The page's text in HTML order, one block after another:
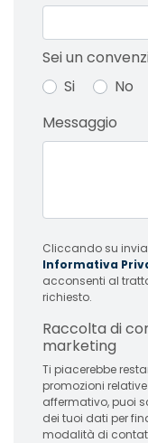
Sei un
Si
No
Messaggio
Cliccando su
Informativa
acconsenti al
richiesto.
Raccolta di
marketing
Ti piacerebbe
promozioni relative ai
affermativo, puoi
dei tuoi dati per
modalità di